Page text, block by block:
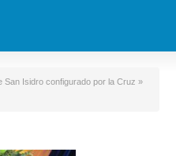
Isidro configurado por la Cruz »